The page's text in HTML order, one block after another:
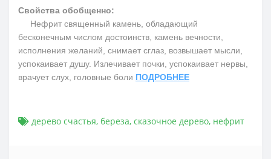
Свойства обобщенно:
Нефрит священный камень, обладающий
бесконечным числом достоинств, камень вечности,
исполнения желаний, снимает сглаз, возвышает мысли,
успокаивает душу. Излечивает почки, успокаивает нервы,
врачует слух, головные боли ПОДРОБНЕЕ
дерево счастья, береза, сказочное дерево, нефрит